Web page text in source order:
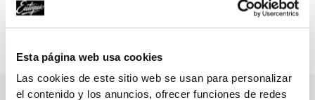
Esta página web usa cookies
Las cookies de este sitio web se usan para personalizar
el contenido y los anuncios, ofrecer funciones de redes
de Huerva Zaragoza